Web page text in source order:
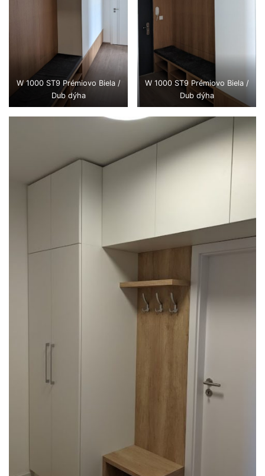
W 1000 ST9 Prémiovo Biela /
Dub dýha
W 1000 ST9 Prémiovo Biela /
Dub dýha